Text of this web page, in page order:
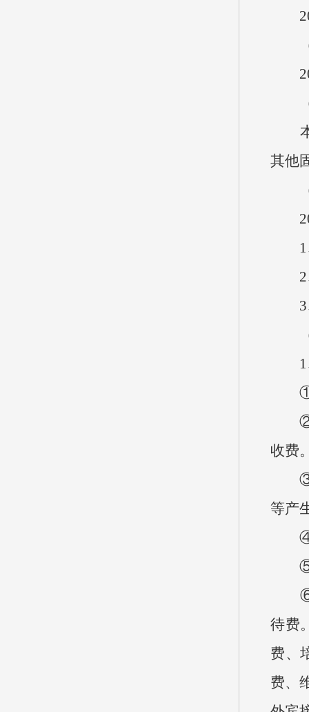
（
（
本
其他
（
1、
2、
3、
（
1、
①财
②事
收费
③年
等产
④基
⑤项
⑥“
待费
费、
费、